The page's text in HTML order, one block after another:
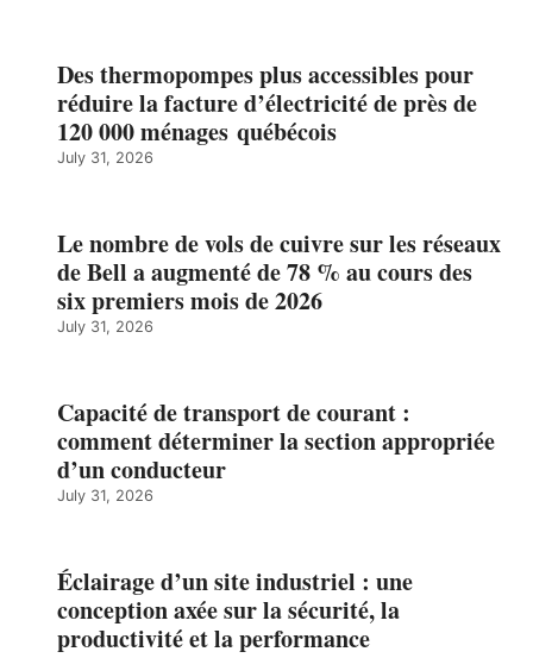
Des thermopompes plus accessibles pour
réduire la facture d’électricité de près de
120 000 ménages québécois
July 31, 2026
Le nombre de vols de cuivre sur les réseaux
de Bell a augmenté de 78 % au cours des
six premiers mois de 2026
July 31, 2026
Capacité de transport de courant :
comment déterminer la section appropriée
d’un conducteur
July 31, 2026
Éclairage d’un site industriel : une
conception axée sur la sécurité, la
productivité et la performance